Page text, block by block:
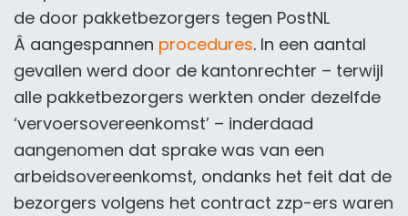
de door pakketbezorgers tegen PostNL
Â aangespannen procedures. In een aantal
gevallen werd door de kantonrechter – terwijl
alle pakketbezorgers werkten onder dezelfde
‘vervoersovereenkomst’ – inderdaad
aangenomen dat sprake was van een
arbeidsovereenkomst, ondanks het feit dat de
bezorgers volgens het contract zzp-ers waren